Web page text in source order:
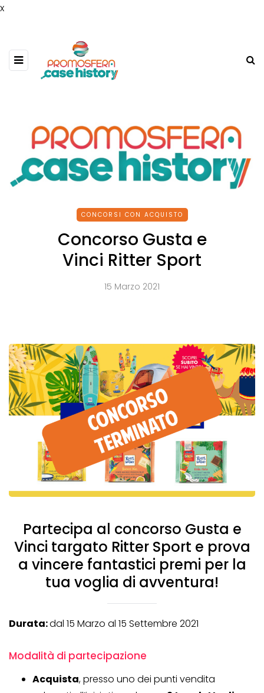
x
CONCORSI CON ACQUISTO
Concorso Gusta e
Vinci Ritter Sport
15 Marzo 2021
Partecipa al concorso Gusta e
Vinci targato Ritter Sport e prova
a vincere fantastici premi per la
tua voglia di avventura!
Durata:dal 15 Marzo al 15 Settembre 2021
Modalità di partecipazione
Acquista, presso uno dei punti vendita